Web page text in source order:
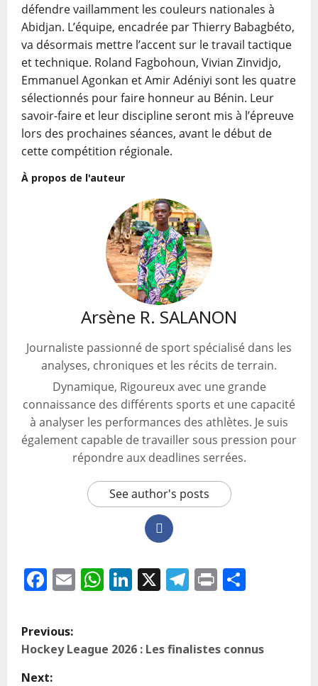
défendre vaillamment les couleurs nationales à
Abidjan. L’équipe, encadrée par Thierry Babagbéto,
va désormais mettre l’accent sur le travail tactique
et technique. Roland Fagbohoun, Vivian Zinvidjo,
Emmanuel Agonkan et Amir Adéniyi sont les quatre
sélectionnés pour faire honneur au Bénin. Leur
savoir-faire et leur discipline seront mis à l’épreuve
lors des prochaines séances, avant le début de
cette compétition régionale.
À propos de l'auteur
Arsène R. SALANON
Journaliste passionné de sport spécialisé dans les
analyses, chroniques et les récits de terrain.
Dynamique, Rigoureux avec une grande
connaissance des différents sports et une capacité
à analyser les performances des athlètes. Je suis
également capable de travailler sous pression pour
répondre aux deadlines serrées.
See author's posts
Facebook
EmailWhatsApp
LinkedIn
X Telegram
Print
Previous:
Hockey League 2026 : Les finalistes connus
Next: